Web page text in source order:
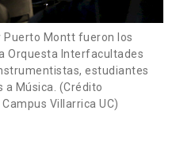
Puerto Montt fueron los
Orquesta Interfacultades
estudiantes
Música. (Crédito
Villarrica UC)